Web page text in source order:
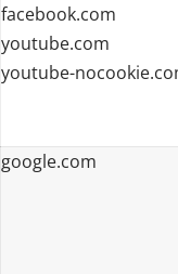
facebook.com
youtube.com
youtube-
google.com